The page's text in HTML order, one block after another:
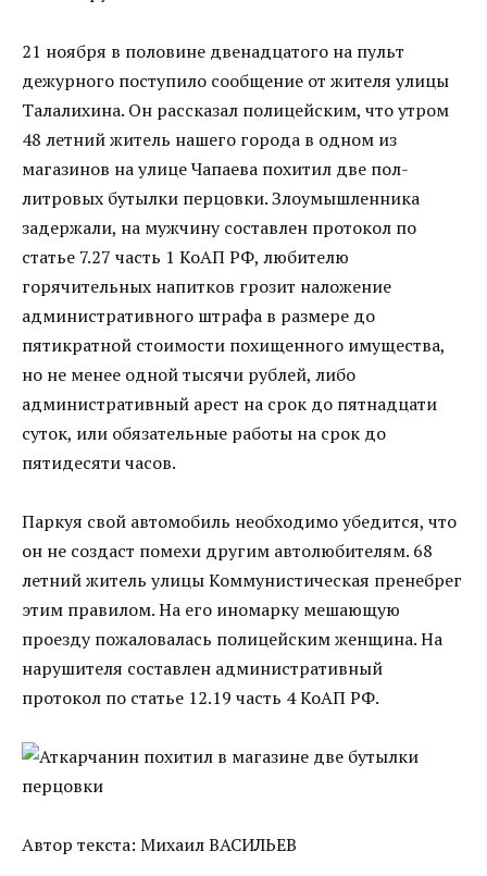
21 ноября в половине двенадцатого на пульт
дежурного поступило сообщение от жителя улицы
Талалихина. Он рассказал полицейским, что утром
48 летний житель нашего города в одном из
магазинов на улице Чапаева похитил две пол-
литровых бутылки перцовки. Злоумышленника
задержали, на мужчину составлен протокол по
статье 7.27 часть 1 КоАП РФ, любителю
горячительных напитков грозит наложение
административного штрафа в размере до
пятикратной стоимости похищенного имущества,
но не менее одной тысячи рублей, либо
административный арест на срок до пятнадцати
суток, или обязательные работы на срок до
пятидесяти часов.
Паркуя свой автомобиль необходимо убедится, что
он не создаст помехи другим автолюбителям. 68
летний житель улицы Коммунистическая пренебрег
этим правилом. На его иномарку мешающую
проезду пожаловалась полицейским женщина. На
нарушителя составлен административный
протокол по статье 12.19 часть 4 КоАП РФ.
Автор текста: Михаил ВАСИЛЬЕВ